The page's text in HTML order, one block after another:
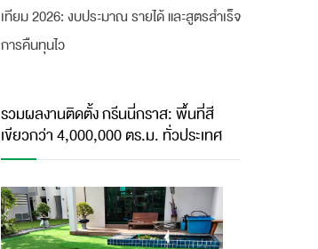
เทียม 2026: งบประมาณ รายได้ และสูตรสำเร็จ
การคืนทุนไว
รวมผลงานติดตั้ง กรีนนี่กราส: พื้นที่สี
เขียวกว่า 4,000,000 ตร.ม. ทั่วประเทศ